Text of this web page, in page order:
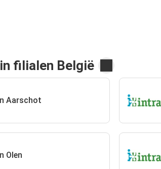
filialen België
Aarschot
Olen